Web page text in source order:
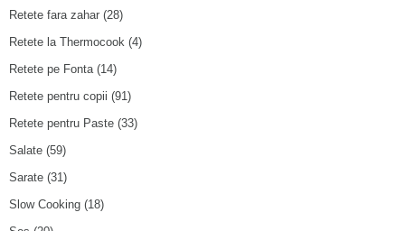
Retete fara zahar (28)
Retete la Thermocook (4)
Retete pe Fonta(14)
Retete pentru copii (91)
Retete pentru Paste (33)
Salate (59)
Sarate (31)
Slow Cooking (18)